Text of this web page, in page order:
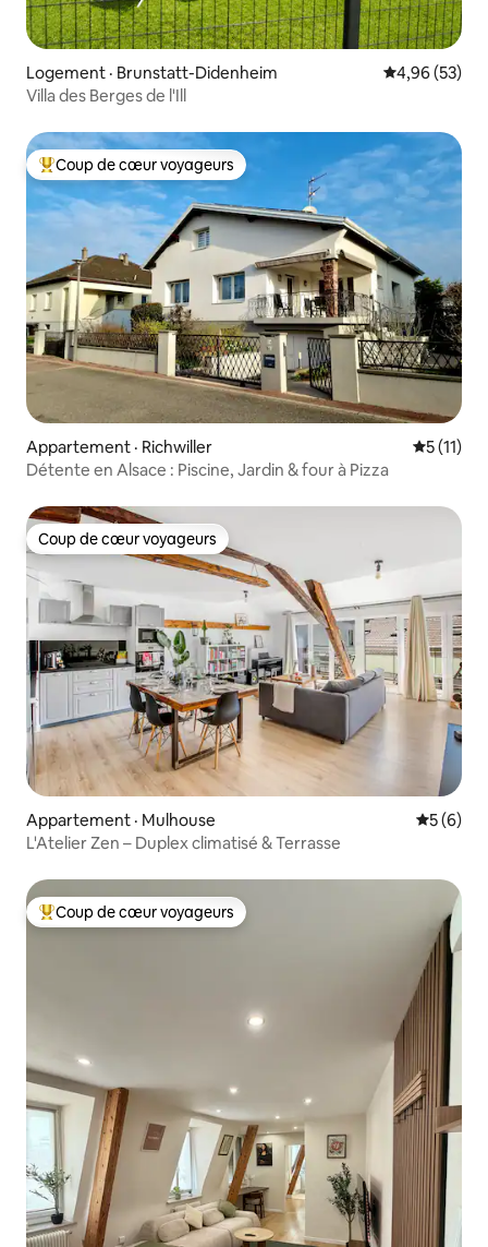
Logement · Brunstatt-Didenheim Note
4,96 (53)
Villa des Berges de l'Ill
Coup de cœur voyageurs parmi les plus aimés
Coup de cœur voyageurs
Appartement · Richwiller Note
5 (11)
Détente en Alsace : Piscine, Jardin & four à Pizza
Coup de cœur voyageurs
Coup de cœur voyageurs
Appartement · Mulhouse Note
5 (6)
L'Atelier Zen – Duplex climatisé & Terrasse
Coup de cœur voyageurs parmi les plus aimés
Coup de cœur voyageurs